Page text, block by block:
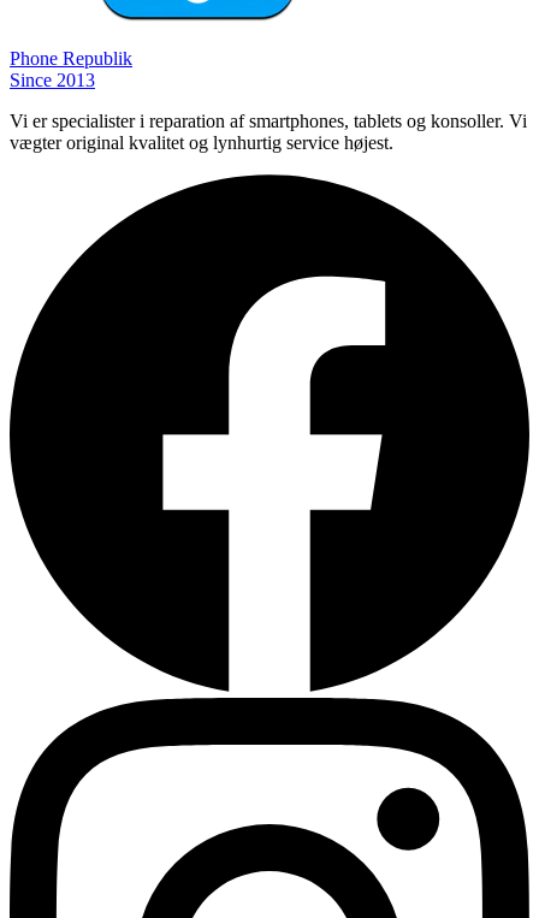
Phone Republik
Since 2013
Vi er specialister i reparation af smartphones, tablets og konsoller. Vi
vægter original kvalitet og lynhurtig service højest.